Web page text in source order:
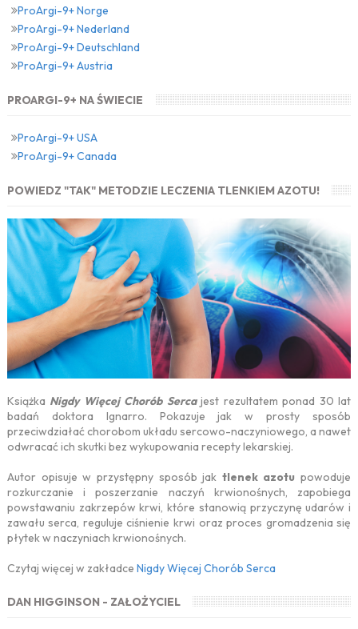
ProArgi-9+ Norge
ProArgi-9+ Nederland
ProArgi-9+ Deutschland
ProArgi-9+ Austria
PROARGI-9+ NA ŚWIECIE
ProArgi-9+ USA
ProArgi-9+ Canada
POWIEDZ "TAK" METODZIE LECZENIA TLENKIEM AZOTU!
Książka Nigdy Więcej Chorób Sercajest rezultatem ponad 30 lat
badań doktora Ignarro. Pokazuje jak w prosty sposób
przeciwdziałać chorobom układu sercowo-naczyniowego, a nawet
odwracać ich skutki bez wykupowania recepty lekarskiej.
Autor opisuje w przystępny sposób jak tlenek azotu powoduje
rozkurczanie i poszerzanie naczyń krwionośnych, zapobiega
powstawaniu zakrzepów krwi, które stanowią przyczynę udarów i
zawału serca, reguluje ciśnienie krwi oraz proces gromadzenia się
płytek w naczyniach krwionośnych.
Czytaj więcej w zakładce Nigdy Więcej Chorób Serca
DAN HIGGINSON - ZAŁOŻYCIEL